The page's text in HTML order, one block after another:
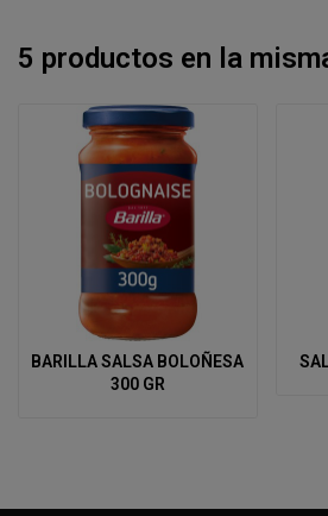
5 productos en la
BARILLA SALSA BOLOÑESA
300 GR